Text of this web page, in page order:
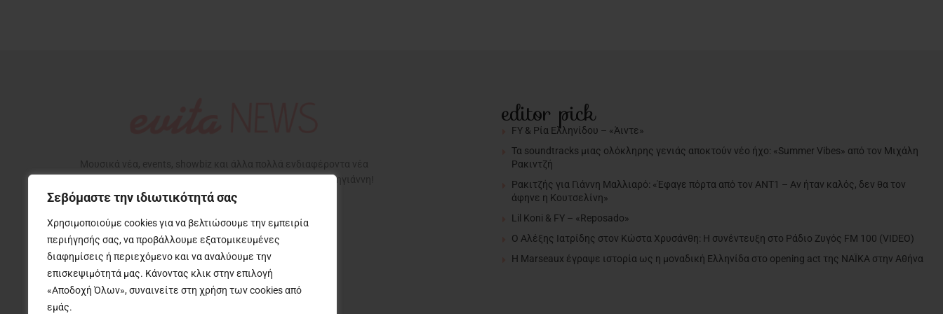
Σεβόμαστε την ιδιωτικότητά σας
Χρησιμοποιούμε cookies για να βελτιώσουμε την εμπειρία
περιήγησής σας, να προβάλλουμε εξατομικευμένες
διαφημίσεις ή περιεχόμενο και να αναλύουμε την
επισκεψιμότητά μας. Κάνοντας κλικ στην επιλογή
«Αποδοχή Όλων», συναινείτε στη χρήση των cookies από
εμάς.
Μουσικά νέα, events, showbiz και άλλα πολλά ενδιαφέροντα νέα
που αφορούν την ζωή μας, με την υπογραφή της Εβίτα Σαρηγιάννη!
editor pick
FY & Ρία Ελληνίδου – «Άιντε»
Τα soundtracks μιας ολόκληρης γενιάς αποκτούν νέο ήχο: «Summer Vibes» από τον Μιχάλη
Ρακιντζή
Ρακιτζής για Γιάννη Μαλλιαρό: «Έφαγε πόρτα από τον ΑΝΤ1 – Αν ήταν καλός, δεν θα τον
άφηνε η Κουτσελίνη»
Lil Koni & FY – «Reposado»
Ο Αλέξης Ιατρίδης στον Κώστα Χρυσάνθη: Η συνέντευξη στο Ράδιο Ζυγός FM 100 (VIDEO)
H Marseaux έγραψε ιστορία ως η μοναδική Ελληνίδα στο opening act της NAÏKA στην Αθήνα